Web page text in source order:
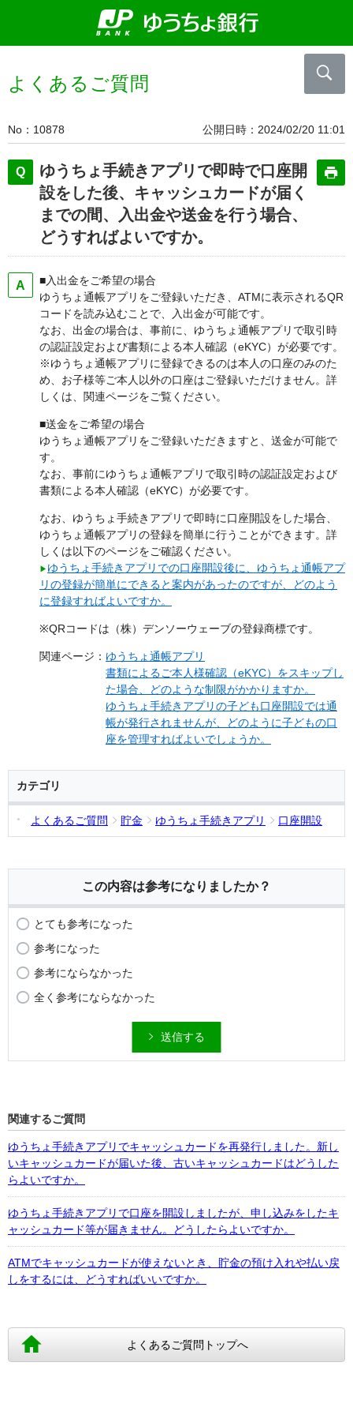
よくあるご質問
No 10878 公開日時 2024/02/20 11:01
ゆうちょ手続きアプリで即時で口座開
設をした後、キャッシュカードが届く
までの間、入出金や送金を行う場合、
どうすればよいですか。
■入出金をご希望の場合
ゆうちょ通帳アプリをご登録いただき、ATMに表示されるQR
コードを読み込むことで、入出金が可能です。
なお、出金の場合は、事前に、ゆうちょ通帳アプリで取引時
の認証設定および書類による本人確認（eKYC）が必要です。
※ゆうちょ通帳アプリに登録できるのは本人の口座のみのた
め、お子様等ご本人以外の口座はご登録いただけません。詳
しくは、関連ページをご覧ください。
■送金をご希望の場合
ゆうちょ通帳アプリをご登録いただきますと、送金が可能で
す。
なお、事前にゆうちょ通帳アプリで取引時の認証設定および
書類による本人確認（eKYC）が必要です。
なお、ゆうちょ手続きアプリで即時に口座開設をした場合、
ゆうちょ通帳アプリの登録を簡単に行うことができます。詳
しくは以下のページをご確認ください。
▶ ゆうちょ手続きアプリでの口座開設後に、ゆうちょ通帳アプ
リの登録が簡単にできると案内があったのですが、どのよう
に登録すればよいですか。
※QRコードは（株）デンソーウェーブの登録商標です。
関連ページ： ゆうちょ通帳アプリ
書類によるご本人様確認（eKYC）をスキップし
た場合、どのような制限がかかりますか。
ゆうちょ手続きアプリの子ども口座開設では通
帳が発行されませんが、どのように子どもの口
座を管理すればよいでしょうか。
カテゴリ
よくあるご質問 貯金 ゆうちょ手続きアプリ 口座開設
この内容は参考になりましたか？
とても参考になった
参考になった
参考にならなかった
全く参考にならなかった
送信する
関連するご質問
ゆうちょ手続きアプリでキャッシュカードを再発行しました。新し
いキャッシュカードが届いた後、古いキャッシュカードはどうした
らよいですか。
ゆうちょ手続きアプリで口座を開設しましたが、申し込みをしたキ
ャッシュカード等が届きません。どうしたらよいですか。
ATMでキャッシュカードが使えないとき、貯金の預け入れや払い戻
しをするには、どうすればいいですか。
よくあるご質問トップへ